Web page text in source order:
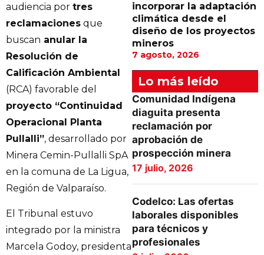
audiencia por tres
reclamaciones que
buscan anular la
Resolución de
Calificación Ambiental
(RCA) favorable del
proyecto “Continuidad
Operacional Planta
Pullalli”, desarrollado por
Minera Cemin-Pullalli SpA
en la comuna de La Ligua,
Región de Valparaíso.
El Tribunal estuvo
integrado por la ministra
Marcela Godoy, presidenta
incorporar la adaptación
climática desde el
diseño de los proyectos
mineros
7 agosto, 2026
Lo más leído
Comunidad Indígena
diaguita presenta
reclamación por
aprobación de
prospección minera
17 julio, 2026
Codelco: Las ofertas
laborales disponibles
para técnicos y
profesionales